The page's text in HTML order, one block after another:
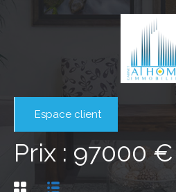
Espace client
Prix : 97000 €